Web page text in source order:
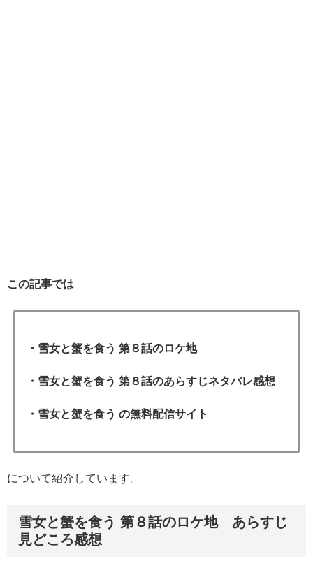
この記事では
・雪女と蟹を食う 第８話のロケ地
・雪女と蟹を食う 第８話のあらすじネタバレ感想
・雪女と蟹を食う の無料配信サイト
について紹介しています。
雪女と蟹を食う 第８話のロケ地 あらすじ
見どころ感想